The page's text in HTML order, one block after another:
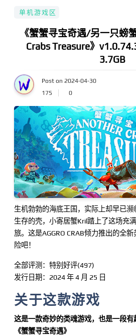
单机游戏区
《蟹蟹寻宝奇遇/另一只螃
Crabs Treasure》
3.7GB
Post on 2024-04-30
175
0
生机勃勃的海底王国，实际上却早已
生存的壳，小寄居蟹Kril踏上了这场充
旅。这是AGGRO CRAB倾力推出的全
险吧！
全部评测：特别好评(497)
发行日期：2024 年 4 月 25 日
关于这款游戏
这是一款奇妙的类魂游戏，也是一段
《蟹蟹寻宝奇遇》